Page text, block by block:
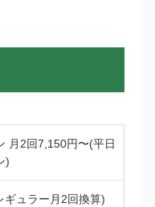
月2回7,150円〜(平日
)
ギュラー月2回換算)